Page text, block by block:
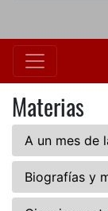
Materias
A un mes de
Biografías y